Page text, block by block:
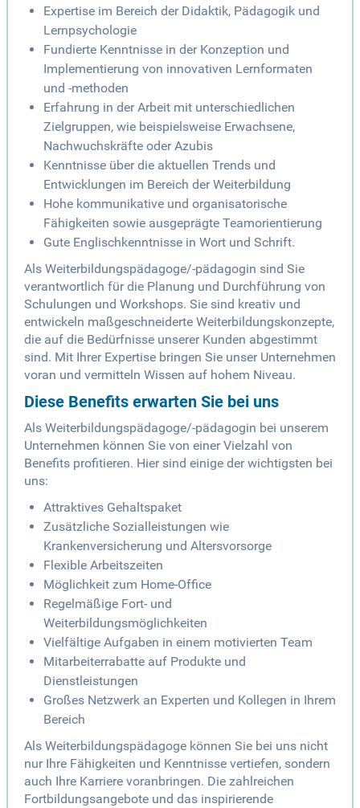
Expertise im Bereich der Didaktik, Pädagogik und
Lernpsychologie
Fundierte Kenntnisse in der Konzeption und
Implementierung von innovativen Lernformaten
und -methoden
Erfahrung in der Arbeit mit unterschiedlichen
Zielgruppen, wie beispielsweise Erwachsene,
Nachwuchskräfte oder Azubis
Kenntnisse über die aktuellen Trends und
Entwicklungen im Bereich der Weiterbildung
Hohe kommunikative und organisatorische
Fähigkeiten sowie ausgeprägte Teamorientierung
Gute Englischkenntnisse in Wort und Schrift.
Als Weiterbildungspädagoge/-pädagogin sind Sie
verantwortlich für die Planung und Durchführung von
Schulungen und Workshops. Sie sind kreativ und
entwickeln maßgeschneiderte Weiterbildungskonzepte,
die auf die Bedürfnisse unserer Kunden abgestimmt
sind. Mit Ihrer Expertise bringen Sie unser Unternehmen
voran und vermitteln Wissen auf hohem Niveau.
Diese Benefits erwarten Sie bei uns
Als Weiterbildungspädagoge/-pädagogin bei unserem
Unternehmen können Sie von einer Vielzahl von
Benefits profitieren. Hier sind einige der wichtigsten bei
uns:
Attraktives Gehaltspaket
Zusätzliche Sozialleistungen wie
Krankenversicherung und Altersvorsorge
Flexible Arbeitszeiten
Möglichkeit zum Home-Office
Regelmäßige Fort- und
Weiterbildungsmöglichkeiten
Vielfältige Aufgaben in einem motivierten Team
Mitarbeiterrabatte auf Produkte und
Dienstleistungen
Großes Netzwerk an Experten und Kollegen in Ihrem
Bereich
Als Weiterbildungspädagoge können Sie bei uns nicht
nur Ihre Fähigkeiten und Kenntnisse vertiefen, sondern
auch Ihre Karriere voranbringen. Die zahlreichen
Fortbildungsangebote und das inspirierende